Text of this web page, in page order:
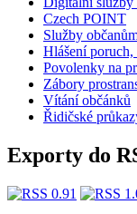
Czech POINT
Služby
Hlášení poruch,
Povolenky na
Zábory
Vítání občánků
Řidičské
Exporty do